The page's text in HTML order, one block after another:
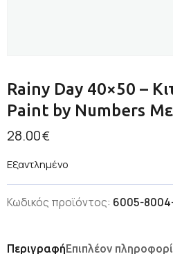
Rainy Day 40×50 –
Paint by Numbers
28.00€
Εξαντλημένο
Κωδικός προϊόντος: 6005-
ΠεριγραφήΕπιπλέον